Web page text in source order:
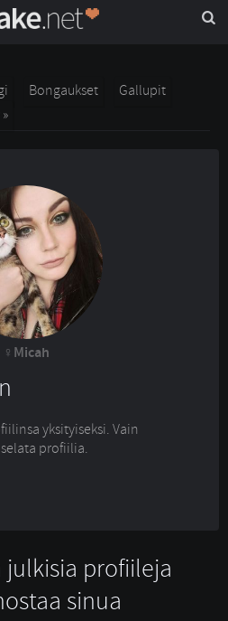
Bongaukset
Gallupit
Micah
yksityiseksi. Vain
profiilia.
julkisia profiileja
sinua